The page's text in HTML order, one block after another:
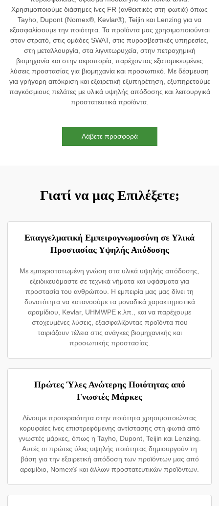
Χρησιμοποιούμε διάσημες ίνες FR (ανθεκτικές στη φωτιά) όπως
Tayho, Dupont (Nomex®, Kevlar®), Teijin και Lenzing για να
εξασφαλίσουμε την ποιότητα. Τα προϊόντα μας χρησιμοποιούνται
στον στρατό, στις ομάδες SWAT, στις πυροσβεστικές υπηρεσίες,
στη μεταλλουργία, στα λιγνιτωρυχεία, στην πετροχημική
βιομηχανία και στην αεροπορία, παρέχοντας εξατομικευμένες
λύσεις προστασίας για βιομηχανία και προσωπικό. Με δέσμευση
για γρήγορη απόκριση και εξαιρετική εξυπηρέτηση, εξυπηρετούμε
παγκόσμιους πελάτες με υλικά υψηλής απόδοσης και λειτουργικά
προστατευτικά προϊόντα.
Λάβετε προσφορά
Γιατί να μας Επιλέξετε;
Επαγγελματική Εμπειρογνωμοσύνη σε Υλικά
Προστασίας Υψηλής Απόδοσης
Με εμπεριστατωμένη γνώση στα υλικά υψηλής απόδοσης,
εξειδικευόμαστε σε τεχνικά νήματα και υφάσματα για
προστασία του ανθρώπου. Η εμπειρία μας μας δίνει τη
δυνατότητα να κατανοούμε τα μοναδικά χαρακτηριστικά
αραμίδιου, Kevlar, UHMWPE κ.λπ., και να παρέχουμε
στοχευμένες λύσεις, εξασφαλίζοντας προϊόντα που
ταιριάζουν τέλεια στις ανάγκες βιομηχανικής και
προσωπικής προστασίας.
Πρώτες Ύλες Ανώτερης Ποιότητας από
Γνωστές Μάρκες
Δίνουμε προτεραιότητα στην ποιότητα χρησιμοποιώντας
κορυφαίες ίνες επιστρεφόμενης αντίστασης στη φωτιά από
γνωστές μάρκες, όπως η Tayho, Dupont, Teijin και Lenzing.
Αυτές οι πρώτες ύλες υψηλής ποιότητας δημιουργούν τη
βάση για την εξαιρετική απόδοση των προϊόντων μας από
αραμίδιο, Nomex® και άλλων προστατευτικών προϊόντων.